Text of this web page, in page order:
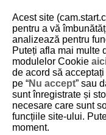
H001-001
Informaţii
Oferă informaţii
pentru utilizatori.
Pentru detalii despre alte
regiunea dumneavoastră.
Acest site
pentru a vă
analizează pentru
Puteți afla mai multe
modulelor Cookie
de acord să
pe “Nu accept” sau
sunt înregistrate și
necesare care sunt
funcțiile site-ului.
moment.